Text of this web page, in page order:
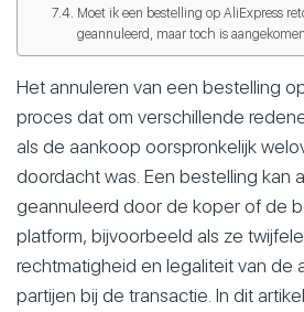
Moet ik een bestelling op AliExpress
geannuleerd, maar toch is
Het annuleren van een bestelling
proces dat om verschillende
als de aankoop oorspronkelijk
doordacht was. Een bestelling kan
geannuleerd door de koper of de
platform, bijvoorbeeld als ze
rechtmatigheid en legaliteit van de
partijen bij de transactie. In dit